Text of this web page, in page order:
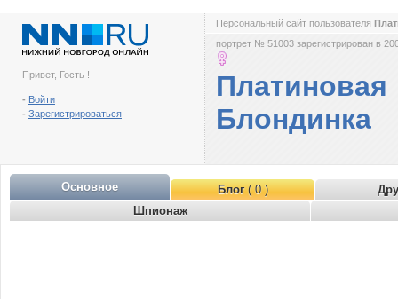
Привет, Гость !
- Войти
- Зарегистрироваться
Персональный сайт пользователя
портрет № 51003 зарегистрирован в
Платиновая
Блондинка
Основное Блог( 0 )
Шпионаж